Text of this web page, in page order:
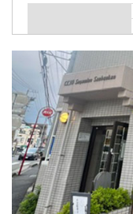
２０１５年６月築、積水
第4位
南側道路に面しており日